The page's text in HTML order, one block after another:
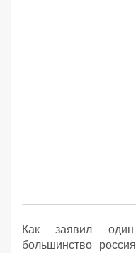
Как заявил
большинство